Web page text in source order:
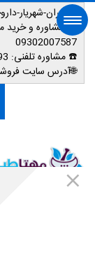
📌تهران-شهریار-
📱مشاوره و خرید
09302007587
☎️ مشاوره تلفنی:
🌐آدرس سایت